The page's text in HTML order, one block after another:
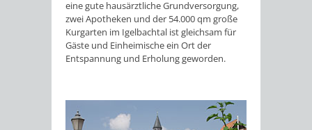
eine gute hausärztliche Grundversorgung,
zwei Apotheken und der 54.000 qm große
Kurgarten im Igelbachtal ist gleichsam für
Gäste und Einheimische ein Ort der
Entspannung und Erholung geworden.